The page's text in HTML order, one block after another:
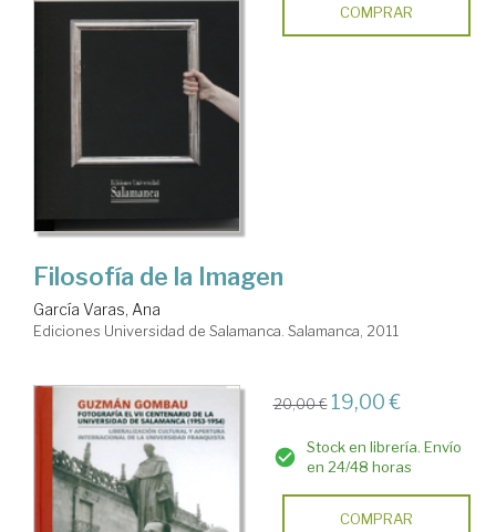
COMPRAR
Filosofía de la Imagen
García Varas, Ana
Ediciones Universidad de Salamanca. Salamanca, 2011
20,00 € 19,00 €
Stock en librería. Envío
en 24/48 horas
COMPRAR